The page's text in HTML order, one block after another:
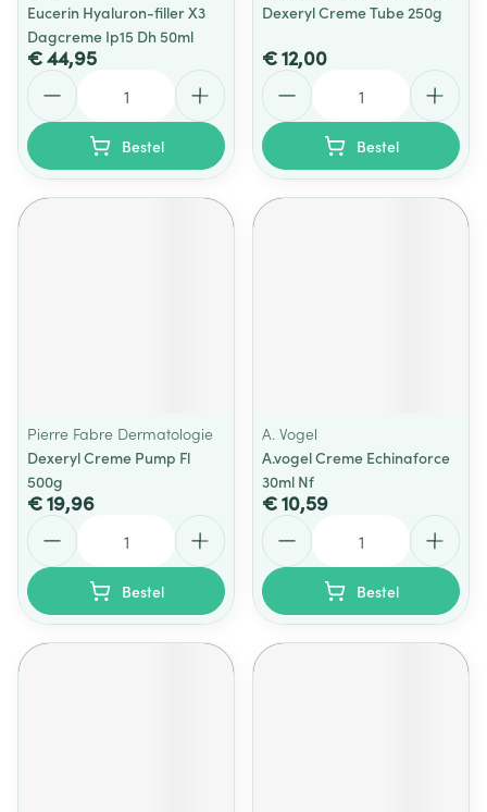
Eucerin Hyaluron-filler X3
Dagcreme Ip15 Dh 50ml
€ 44,95
Bestel
Dexeryl Creme Tube 250g
€ 12,00
Bestel
Pierre Fabre Dermatologie
Dexeryl Creme Pump Fl
500g
€ 19,96
Bestel
A. Vogel
A.vogel Creme Echinaforce
30ml Nf
€ 10,59
Bestel